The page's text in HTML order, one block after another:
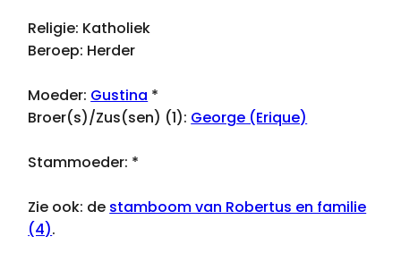
Religie: Katholiek
Beroep: Herder
Moeder: Gustina *
Broer(s)/Zus(sen) (1): George (Erique)
Stammoeder: *
Zie ook: de stamboom van Robertus en familie
(4).